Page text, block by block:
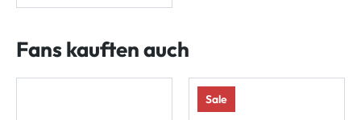
Fans kauften auch
Sale